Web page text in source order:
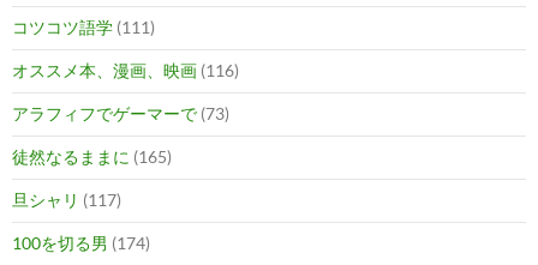
コツコツ語学 (111)
オススメ本、漫画、映画 (116)
アラフィフでゲーマーで (73)
徒然なるままに (165)
旦シャリ (117)
100を切る男 (174)